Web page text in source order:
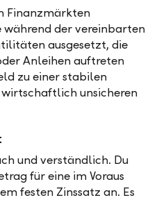
Finanzmärkten
während der vereinbarten
ausgesetzt, die
Anleihen auftreten
zu einer stabilen
unsicheren
und verständlich. Du
für eine im Voraus
festen Zinssatz an. Es